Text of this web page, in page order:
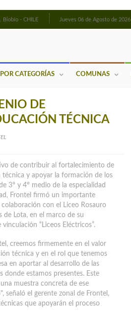
Biobío - CHILE Jueves 06 de Agosto de 2026
POR CATEGORÍAS COMUNAS
DE
TÉCNICA
de contribuir al fortalecimiento de
técnica y apoyar la formación de los
3° y 4° medio de la especialidad
Frontel firmó un importante
con el Liceo Rosauro
de Lota, en el marco de su
vinculación “Liceos Eléctricos”.
creemos firmemente en el valor
técnica y en el rol que tenemos
en aportar al desarrollo de las
donde estamos presentes. Este
muestra concreta de ese
señaló el gerente zonal de Frontel,
que apoyarán el proceso